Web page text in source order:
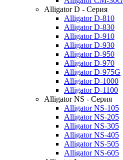
Alligator D - Серия
Alligator D-810
Alligator D-830
Alligator D-910
Alligator D-930
Alligator D-950
Alligator D-970
Alligator D-975G
Alligator D-1000
Alligator D-1100
Alligator NS - Серия
Alligator NS-105
Alligator NS-205
Alligator NS-305
Alligator NS-405
Alligator NS-505
Alligator NS-605